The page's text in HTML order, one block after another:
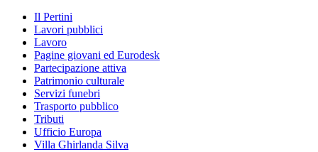
Il Pertini
Lavori pubblici
Lavoro
Pagine giovani ed Eurodesk
Partecipazione attiva
Patrimonio culturale
Servizi funebri
Trasporto pubblico
Tributi
Ufficio Europa
Villa Ghirlanda Silva